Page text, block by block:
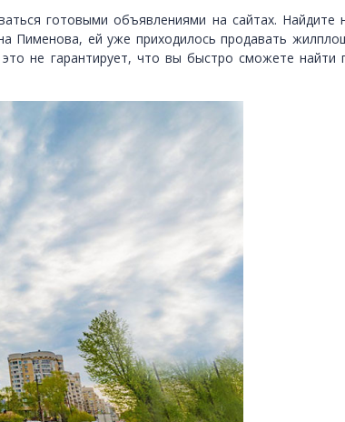
готовыми объявлениями на сайтах.
Пименова, ей уже приходилось продавать
не гарантирует, что вы быстро сможете найти